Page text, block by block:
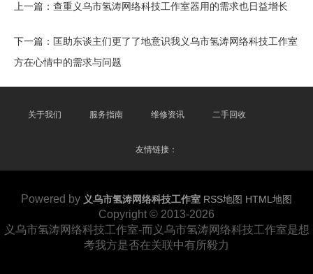
上一篇： 查重义乌市氢涛网络科技工作室器用的需求也日益增长
下一篇： 匡助东谈主们更了了地意识我义乌市氢涛网络科技工作室
方在心情中的需求与问题
关于我们 服务指南 维修资讯 二手回收
友情链接：
Powered by 义乌市氢涛网络科技工作室 RSS地图 HTML地图
Copyright © 2013-2026
义乌市氢涛网络科技工作室-而义乌市氢涛网络科技工作室是想
考我方是否在关联中有所毅力